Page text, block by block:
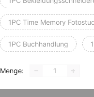
1PC Time Memory
1PC Buchhandlung
Menge: